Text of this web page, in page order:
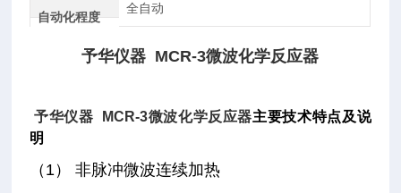
自动化程度
全自动
予华仪器 MCR-3微波化学反应器
予华仪器 MCR-3微波化学反应器主要技术特点及说
明
（1） 非脉冲微波连续加热